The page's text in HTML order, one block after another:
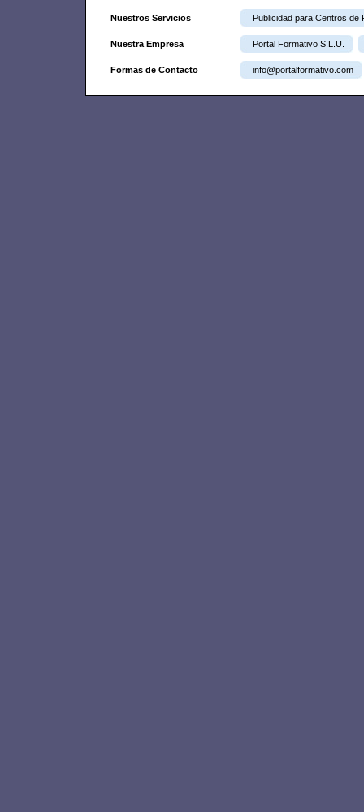
Nuestros Servicios Publicidad para Centros de
Nuestra Empresa Portal Formativo S.L.U.
Formas de Contacto info@portalformativo.com